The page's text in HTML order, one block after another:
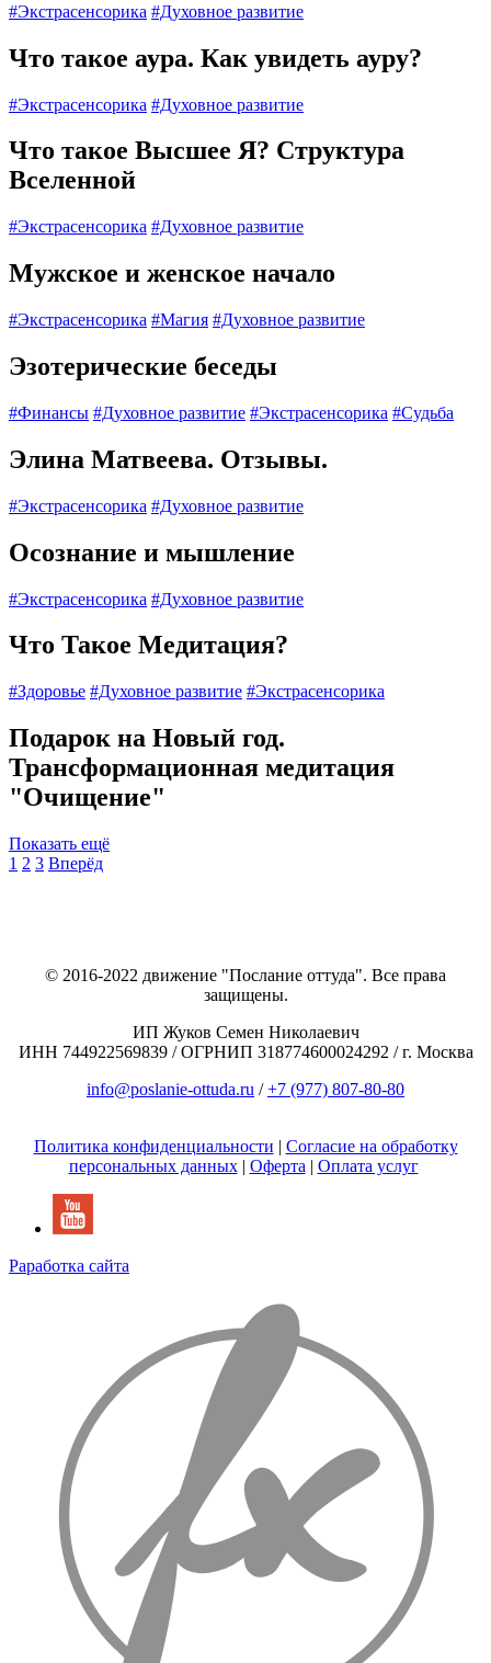
#Экстрасенсорика #Духовное развитие
Что такое аура. Как увидеть ауру?
#Экстрасенсорика #Духовное развитие
Что такое Высшее Я? Структура
Вселенной
#Экстрасенсорика #Духовное развитие
Мужское и женское начало
#Экстрасенсорика #Магия #Духовное развитие
Эзотерические беседы
#Финансы #Духовное развитие #Экстрасенсорика #Судьба
Элина Матвеева. Отзывы.
#Экстрасенсорика #Духовное развитие
Осознание и мышление
#Экстрасенсорика #Духовное развитие
Что Такое Медитация?
#Здоровье #Духовное развитие #Экстрасенсорика
Подарок на Новый год.
Трансформационная медитация
"Очищение"
Показать ещё
1 2 3 Вперёд
© 2016-2022 движение "Послание оттуда". Все права
защищены.
ИП Жуков Семен Николаевич
ИНН 744922569839 / ОГРНИП 318774600024292 / г. Москва
info@poslanie-ottuda.ru /+7 (977) 807-80-80
Политика конфиденциальности | Согласие на обработку
персональных данных | Оферта | Оплата услуг
Раработка сайта